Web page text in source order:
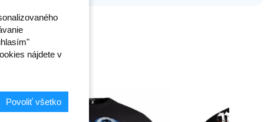
nájdete v
Povoliť všetko